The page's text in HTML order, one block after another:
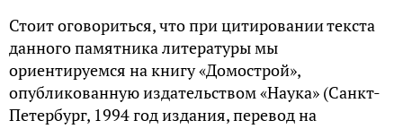
Стоит оговориться, что при цитировании текста
данного памятника литературы мы
ориентируемся на книгу «Домострой»,
опубликованную издательством «Наука» (Санкт-
Петербург, 1994 год издания, перевод на